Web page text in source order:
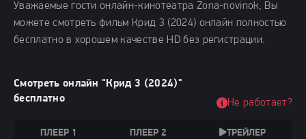
Уважаемые гости онлайн-кинотеатра Zona-novinok, Вы
можете смотреть фильм Крид 3 (2024) онлайн полностью
бесплатно в хорошем качестве HD без регистрации.
Смотреть онлайн "Крид 3 (2024)"
бесплатно
ПЛЕЕР 1 ПЛЕЕР 2 ТРЕЙЛЕР
Не работает?